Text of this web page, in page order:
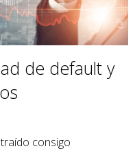
de default y
consigo